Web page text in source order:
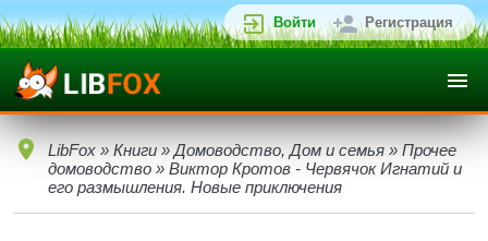
Войти Регистрация
LibFox » Книги » Домоводство, Дом и семья » Прочее
домоводство » Виктор Кротов - Червячок Игнатий и
его размышления. Новые приключения